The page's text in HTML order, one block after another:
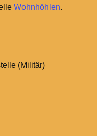
Wohnhöhlen.
(Militär)